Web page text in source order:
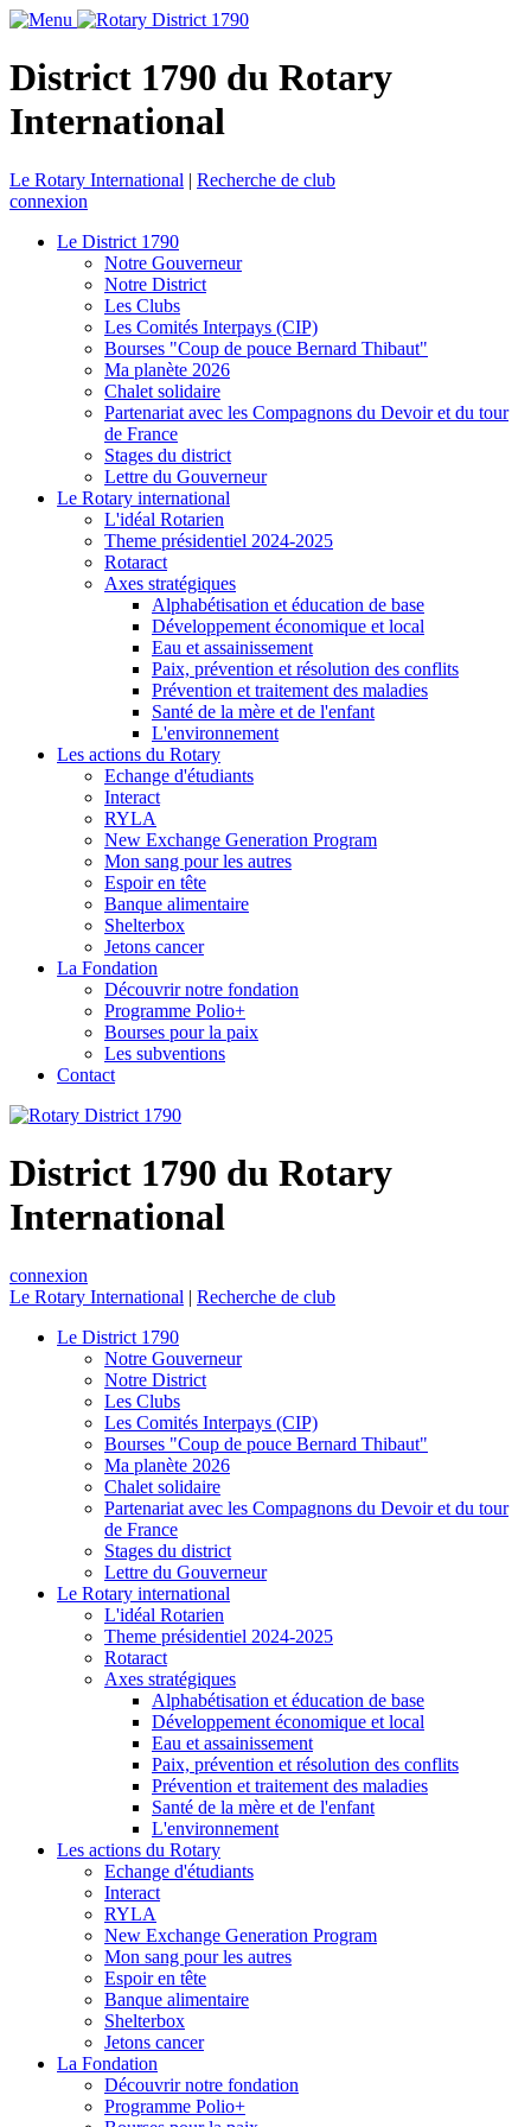
District 1790 du Rotary
International
Le Rotary International | Recherche de club
connexion
Le District 1790
Notre Gouverneur
Notre District
Les Clubs
Les Comités Interpays (CIP)
Bourses "Coup de pouce Bernard Thibaut"
Ma planète 2026
Chalet solidaire
Partenariat avec les Compagnons du Devoir et du tour
de France
Stages du district
Lettre du Gouverneur
Le Rotary international
L'idéal Rotarien
Theme présidentiel 2024-2025
Rotaract
Axes stratégiques
Alphabétisation et éducation de base
Développement économique et local
Eau et assainissement
Paix, prévention et résolution des conflits
Prévention et traitement des maladies
Santé de la mère et de l'enfant
L'environnement
Les actions du Rotary
Echange d'étudiants
Interact
RYLA
New Exchange Generation Program
Mon sang pour les autres
Espoir en tête
Banque alimentaire
Shelterbox
Jetons cancer
La Fondation
Découvrir notre fondation
Programme Polio+
Bourses pour la paix
Les subventions
Contact
District 1790 du Rotary
International
connexion
Le Rotary International | Recherche de club
Le District 1790
Notre Gouverneur
Notre District
Les Clubs
Les Comités Interpays (CIP)
Bourses "Coup de pouce Bernard Thibaut"
Ma planète 2026
Chalet solidaire
Partenariat avec les Compagnons du Devoir et du tour
de France
Stages du district
Lettre du Gouverneur
Le Rotary international
L'idéal Rotarien
Theme présidentiel 2024-2025
Rotaract
Axes stratégiques
Alphabétisation et éducation de base
Développement économique et local
Eau et assainissement
Paix, prévention et résolution des conflits
Prévention et traitement des maladies
Santé de la mère et de l'enfant
L'environnement
Les actions du Rotary
Echange d'étudiants
Interact
RYLA
New Exchange Generation Program
Mon sang pour les autres
Espoir en tête
Banque alimentaire
Shelterbox
Jetons cancer
La Fondation
Découvrir notre fondation
Programme Polio+